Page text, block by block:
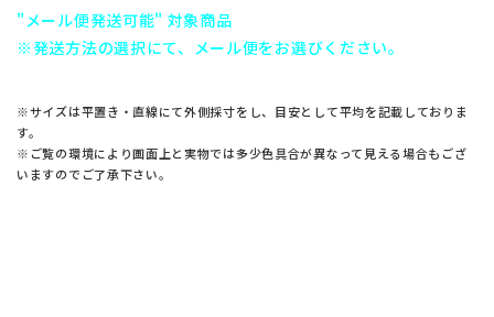
"メール便発送可能" 対象商品
※発送方法の選択にて、メール便をお選びください。
※サイズは平置き・直線にて外側採寸をし、目安として平均を記載しておりま
す。
※ご覧の環境により画面上と実物では多少色具合が異なって見える場合もござ
いますのでご了承下さい。